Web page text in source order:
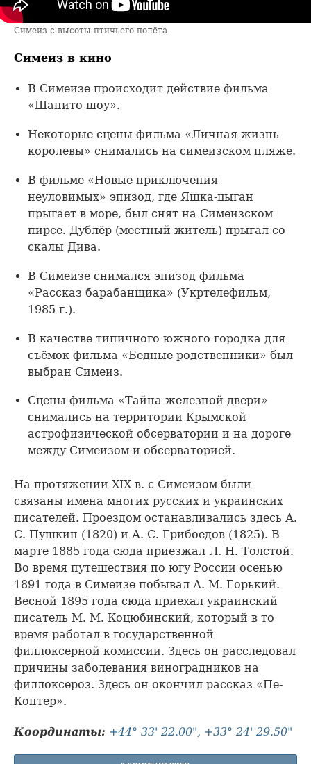
Симеиз с высоты птичьего полёта
Симеиз в кино
В Симеизе происходит действие фильма
«Шапито-шоу».
Некоторые сцены фильма «Личная жизнь
королевы» снимались на симеизском пляже.
В фильме «Новые приключения
неуловимых» эпизод, где Яшка-цыган
прыгает в море, был снят на Симеизском
пирсе. Дублёр (местный житель) прыгал со
скалы Дива.
В Симеизе снимался эпизод фильма
«Рассказ барабанщика» (Укртелефильм,
1985 г.).
В качестве типичного южного городка для
съёмок фильма «Бедные родственники» был
выбран Симеиз.
Сцены фильма «Тайна железной двери»
снимались на территории Крымской
астрофизической обсерватории и на дороге
между Симеизом и обсерваторией.
На протяжении XIX в. с Симеизом были
связаны имена многих русских и украинских
писателей. Проездом останавливались здесь А.
С. Пушкин (1820) и А. С. Грибоедов (1825). В
марте 1885 года сюда приезжал Л. Н. Толстой.
Во время путешествия по югу России осенью
1891 года в Симеизе побывал А. М. Горький.
Весной 1895 года сюда приехал украинский
писатель М. М. Коцюбинский, который в то
время работал в государственной
филлоксерной комиссии. Здесь он расследовал
причины заболевания виноградников на
филлоксероз. Здесь он окончил рассказ «Пе-
Коптер».
Координаты: +44° 33' 22.00", +33° 24' 29.50"